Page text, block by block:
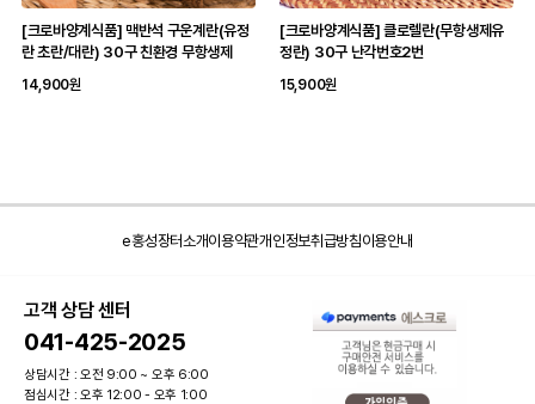
[크로바양계식품] 맥반석 구운계란(유정
란 초란/대란) 30구 친환경 무항생제
14,900원
[크로바양계식품] 클로렐란(무항생제유
정란) 30구 난각번호2번
15,900원
e홍성장터소개이용약관개인정보취급방침이용안내
고객 상담 센터
041-425-2025
상담시간 : 오전 9:00 ~ 오후 6:00
점심시간 : 오후 12:00 - 오후 1:00